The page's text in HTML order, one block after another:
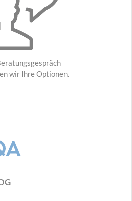
wir Ihre Optionen.